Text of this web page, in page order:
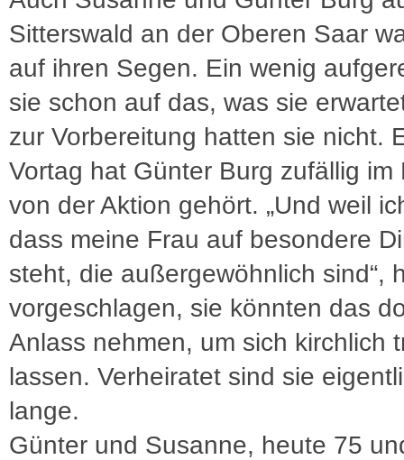
Sitterswald an der Oberen Saar
auf ihren Segen. Ein wenig
sie schon auf das, was sie
zur Vorbereitung hatten sie nicht.
Vortag hat Günter Burg zufällig im
von der Aktion gehört. „Und weil
dass meine Frau auf besondere
steht, die außergewöhnlich sind“,
vorgeschlagen, sie könnten das
Anlass nehmen, um sich kirchlich
lassen. Verheiratet sind sie
lange.
Günter und Susanne, heute 75